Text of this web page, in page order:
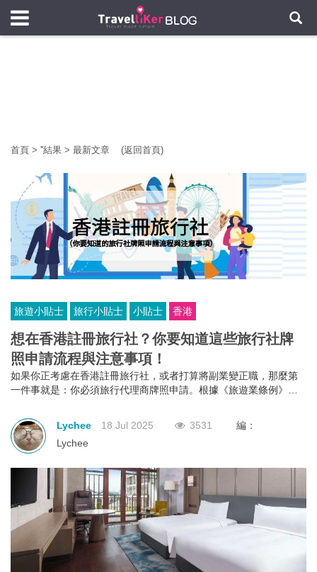
首頁 > ''結果 > 最新文章 (返回首頁)
旅遊小貼士 旅行小貼士 小貼士 香港
想在香港註冊旅行社？你要知道這些旅行社牌
照申請流程與注意事項！
如果你正考慮在香港註冊旅行社，或者打算將副業變正職，那麼第
一件事就是：你必須旅行代理商牌照申請。根據《旅遊業條例》第
遊團或接待到港旅客的業務，都必須向旅遊業監管局申請並持有有
效的旅行代理商牌照。沒有這個牌照？那就不能經營！
Lychee 18 Jul 2025 3531
編：
Lychee